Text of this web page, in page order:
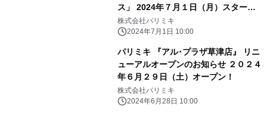
ス」 2024年７月１日（月）スター
ト！
株式会社パリミキ
2024年7月1日 10:00
パリミキ 『アル･プラザ草津店』 リニ
ューアルオープンのお知らせ ２０２４
年６月２９日（土）オープン！
株式会社パリミキ
2024年6月28日 10:00